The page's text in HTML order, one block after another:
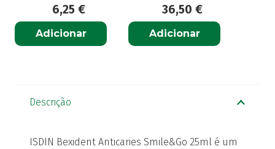
6,25 €
Adicionar
36,50 €
Adicionar
Descrição
ISDIN Bexident Anticaries Smile&Go 25ml é um